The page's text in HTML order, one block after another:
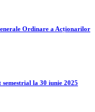
Ordinare a Acționarilor
la 30 iunie 2025